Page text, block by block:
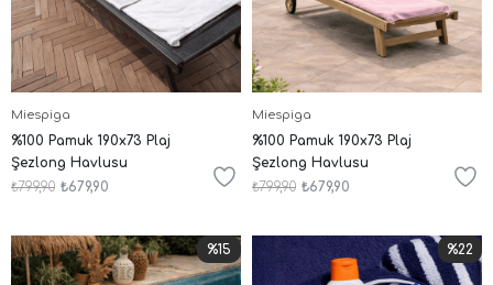
Miespiga
%100 Pamuk 190x73 Plaj
Şezlong Havlusu
₺679,90
₺799,90
Miespiga
%100 Pamuk 190x73 Plaj
Şezlong Havlusu
₺679,90
₺799,90
%15 %22